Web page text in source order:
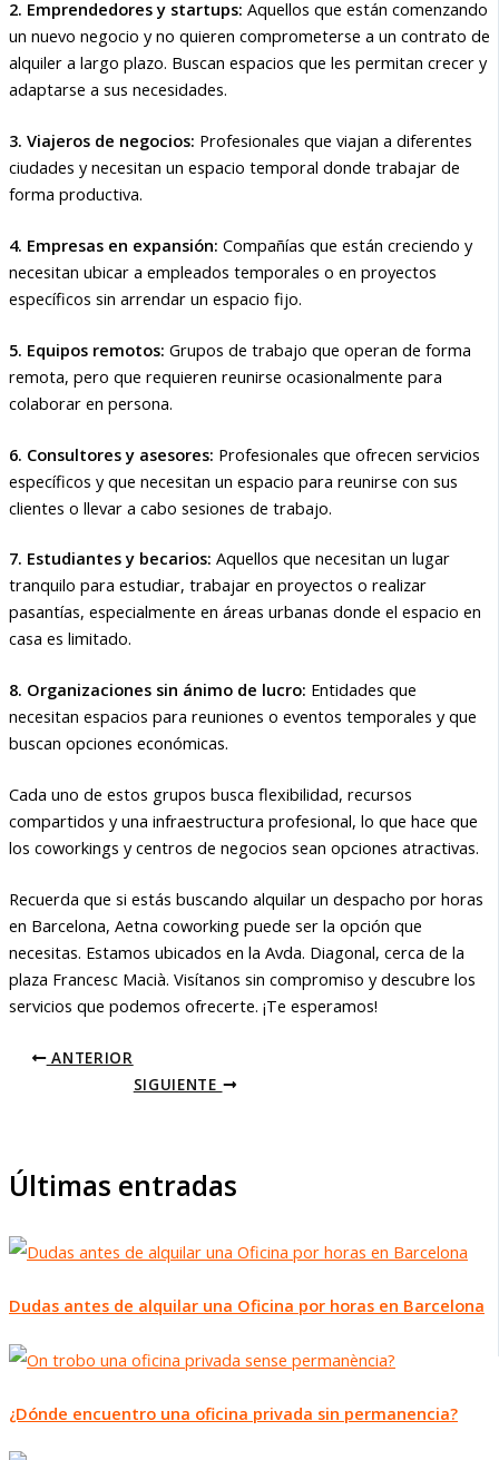
2. Emprendedores y startups: Aquellos que están comenzando
un nuevo negocio y no quieren comprometerse a un contrato de
alquiler a largo plazo. Buscan espacios que les permitan crecer y
adaptarse a sus necesidades.
3. Viajeros de negocios: Profesionales que viajan a diferentes
ciudades y necesitan un espacio temporal donde trabajar de
forma productiva.
4. Empresas en expansión: Compañías que están creciendo y
necesitan ubicar a empleados temporales o en proyectos
específicos sin arrendar un espacio fijo.
5. Equipos remotos: Grupos de trabajo que operan de forma
remota, pero que requieren reunirse ocasionalmente para
colaborar en persona.
6. Consultores y asesores: Profesionales que ofrecen servicios
específicos y que necesitan un espacio para reunirse con sus
clientes o llevar a cabo sesiones de trabajo.
7. Estudiantes y becarios: Aquellos que necesitan un lugar
tranquilo para estudiar, trabajar en proyectos o realizar
pasantías, especialmente en áreas urbanas donde el espacio en
casa es limitado.
8. Organizaciones sin ánimo de lucro: Entidades que
necesitan espacios para reuniones o eventos temporales y que
buscan opciones económicas.
Cada uno de estos grupos busca flexibilidad, recursos
compartidos y una infraestructura profesional, lo que hace que
los coworkings y centros de negocios sean opciones atractivas.
Recuerda que si estás buscando alquilar un despacho por horas
en Barcelona, Aetna coworking puede ser la opción que
necesitas. Estamos ubicados en la Avda. Diagonal, cerca de la
plaza Francesc Macià. Visítanos sin compromiso y descubre los
servicios que podemos ofrecerte. ¡Te esperamos!
ANTERIOR
SIGUIENTE
Últimas entradas
Dudas antes de alquilar una Oficina por horas en Barcelona
¿Dónde encuentro una oficina privada sin permanencia?